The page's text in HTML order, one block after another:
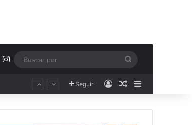
YouTubeInstagram
Seguir AccesoPublicación al